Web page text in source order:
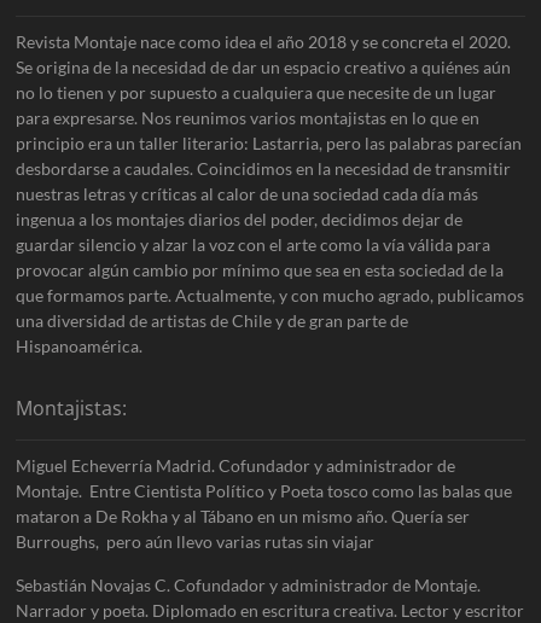
Revista Montaje nace como idea el año 2018 y se concreta el 2020.
Se origina de la necesidad de dar un espacio creativo a quiénes aún
no lo tienen y por supuesto a cualquiera que necesite de un lugar
para expresarse. Nos reunimos varios montajistas en lo que en
principio era un taller literario: Lastarria, pero las palabras parecían
desbordarse a caudales. Coincidimos en la necesidad de transmitir
nuestras letras y críticas al calor de una sociedad cada día más
ingenua a los montajes diarios del poder, decidimos dejar de
guardar silencio y alzar la voz con el arte como la vía válida para
provocar algún cambio por mínimo que sea en esta sociedad de la
que formamos parte. Actualmente, y con mucho agrado, publicamos
una diversidad de artistas de Chile y de gran parte de
Hispanoamérica.
Montajistas:
Miguel Echeverría Madrid. Cofundador y administrador de
Montaje. Entre Cientista Político y Poeta tosco como las balas que
mataron a De Rokha y al Tábano en un mismo año. Quería ser
Burroughs, pero aún llevo varias rutas sin viajar
Sebastián Novajas C. Cofundador y administrador de Montaje.
Narrador y poeta. Diplomado en escritura creativa. Lector y escritor